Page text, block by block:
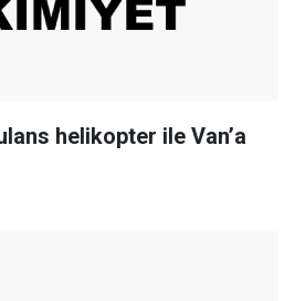
helikopter ile Van’a